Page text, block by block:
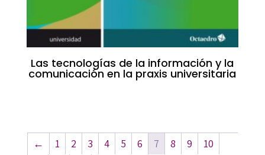
Las tecnologías de la información y la
comunicación en la praxis universitaria
← 1 2 3 4 5 6 7 8 9
10